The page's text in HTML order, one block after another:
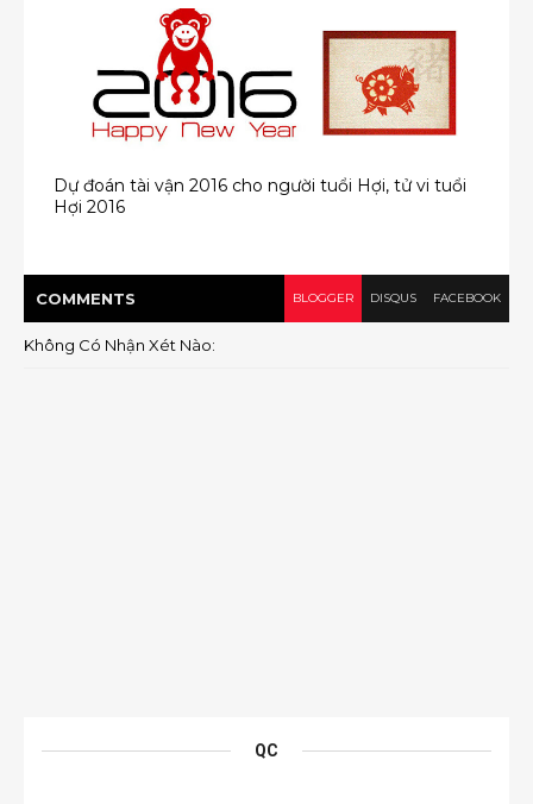
Dự đoán tài vận 2016 cho người tuổi Hợi, tử vi tuổi
Hợi 2016
COMMENTS BLOGGER DISQUS FACEBOOK
Không Có Nhận Xét Nào:
QC